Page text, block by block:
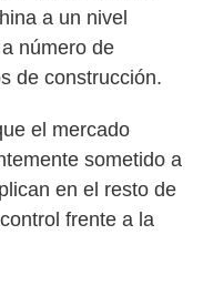
a un nivel
número de
de construcción.
el mercado
sometido a
en el resto de
frente a la